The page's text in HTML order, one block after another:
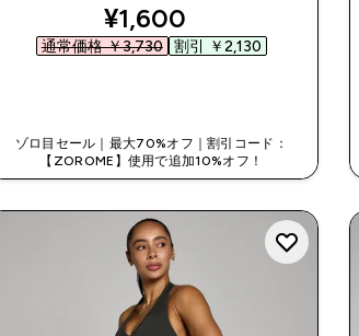
discounted price
¥1,600‎
通常価格 ￥3,730‎ 割引 ￥2,130‎
ゾロ目セール｜最大70%オフ｜割引コード：
【ZOROME】使用で追加10%オフ！